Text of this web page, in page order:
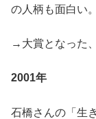
の人柄も面白い。
→大賞となった
2001年
石橋さんの「生